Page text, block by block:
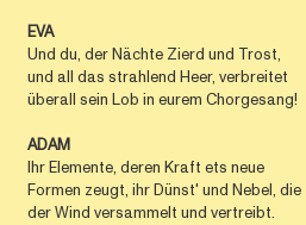
EVA
Und du, der Nächte Zierd und Trost,
und all das strahlend Heer, verbreitet
überall sein Lob in eurem Chorgesang!
ADAM
Ihr Elemente, deren Kraft ets neue
Formen zeugt, ihr Dünst' und Nebel, die
der Wind versammelt und vertreibt.